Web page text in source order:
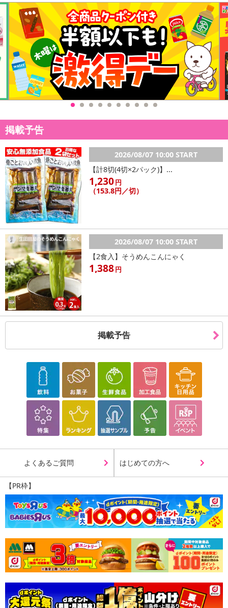
掲載予告
2026/08/07 10:00 START
【計8切(4切×2パック)】...
1,230円
（153.8円／切）
2026/08/07 10:00 START
【2食入】そうめんこんにゃく
1,388円
掲載予告
よくあるご質問 はじめての方へ
【PR枠】